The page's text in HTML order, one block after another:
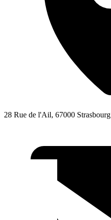
28 Rue de l'Ail, 67000 Strasbourg